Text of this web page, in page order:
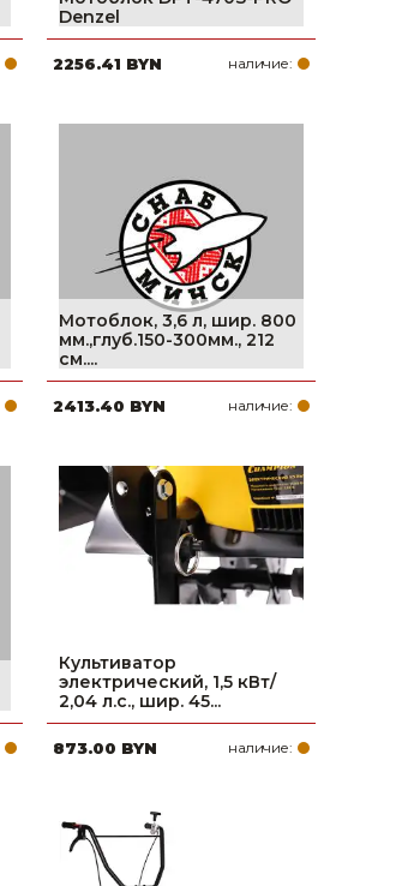
Denzel
2256.41 BYN наличие:
Мотоблок, 3,6 л, шир. 800
мм.,глуб.150-300мм., 212
см....
2413.40 BYN наличие:
Культиватор
электрический, 1,5 кВт/
2,04 л.с., шир. 45...
873.00 BYN наличие: